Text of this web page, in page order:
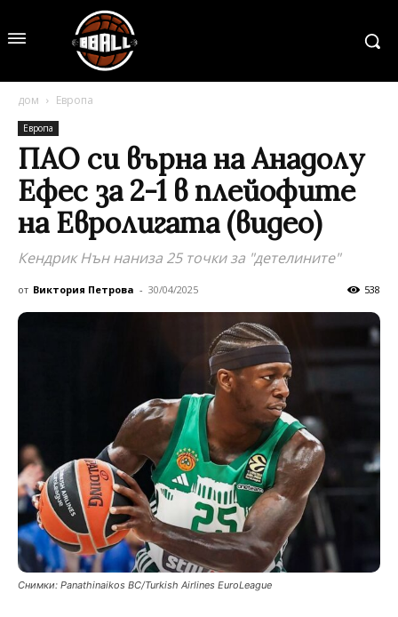
дом Европа
Европа
ПАО си върна на Анадолу
Ефес за 2-1 в плейофите
на Евролигата (видео)
Кендрик Нън наниза 25 точки за "детелините"
от Виктория Петрова - 30/04/2025 538
Снимки: Panathinaikos BC/Turkish Airlines EuroLeague